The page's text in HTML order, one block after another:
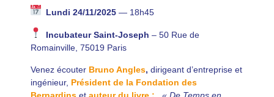
Lundi 24/11/2025 — 18h45
Incubateur Saint-Joseph – 50 Rue de
Romainville, 75019 Paris
Venez écouter Bruno Angles, dirigeant d’entreprise et
ingénieur, Président de la Fondation des
Bernardins et auteur du livre : « De Temps en